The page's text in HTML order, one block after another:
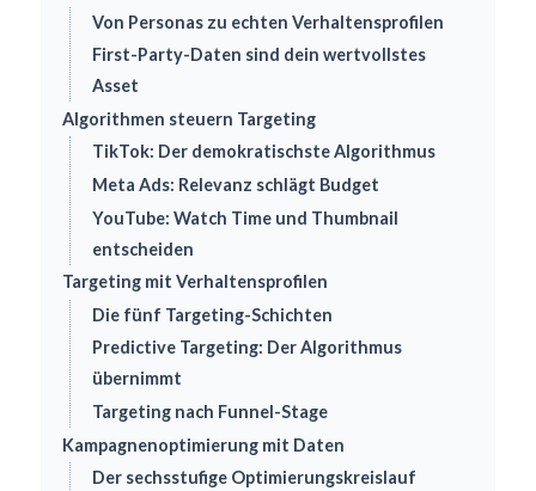
Von Personas zu echten Verhaltensprofilen
First-Party-Daten sind dein wertvollstes
Asset
Algorithmen steuern Targeting
TikTok: Der demokratischste Algorithmus
Meta Ads: Relevanz schlägt Budget
YouTube: Watch Time und Thumbnail
entscheiden
Targeting mit Verhaltensprofilen
Die fünf Targeting-Schichten
Predictive Targeting: Der Algorithmus
übernimmt
Targeting nach Funnel-Stage
Kampagnenoptimierung mit Daten
Der sechsstufige Optimierungskreislauf